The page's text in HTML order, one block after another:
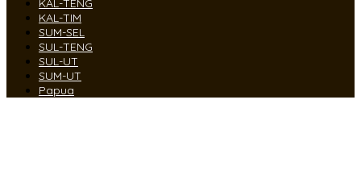
KAL-TENG
KAL-TIM
SUM-SEL
SUL-TENG
SUL-UT
SUM-UT
Papua